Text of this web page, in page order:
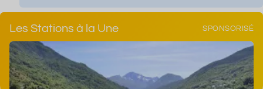
Les Stations à la Une SPONSORISÉ